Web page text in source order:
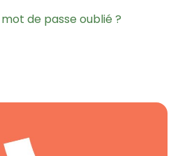
mot de passe oublié ?